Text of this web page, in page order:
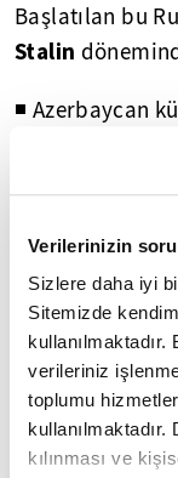
Verilerinizin
Sizlere daha iyi
Sitemizde
verileriniz
toplumu
kılınması ve
Başlatılan bu
Stalin
◾ Azerbaycan
dini ögeler
◾ Bu
halkının
getirilmiştir.
saldırısına
yine İranlılar
başlanmıştır.